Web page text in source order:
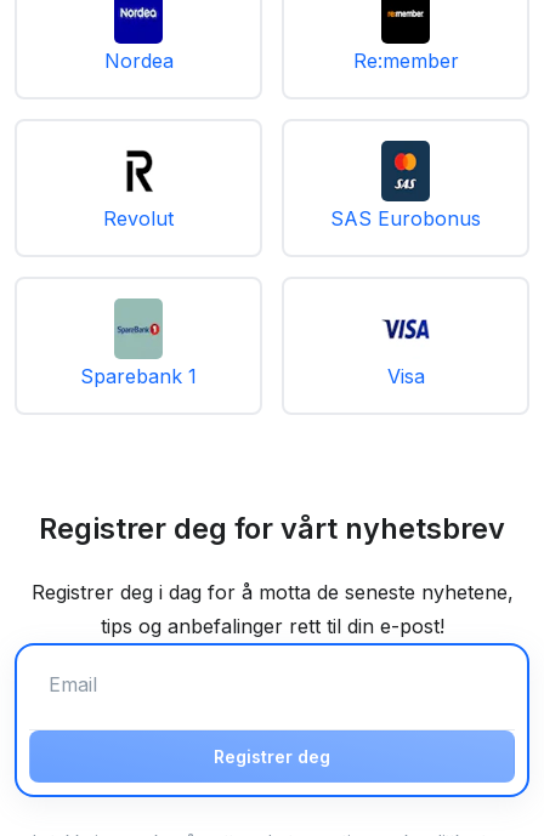
Nordea Re:member
Revolut SAS Eurobonus
Sparebank 1 Visa
Registrer deg for vårt nyhetsbrev
Registrer deg i dag for å motta de seneste nyhetene,
tips og anbefalinger rett til din e-post!
Registrer deg